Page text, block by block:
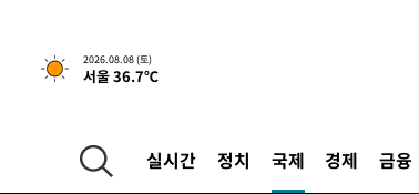
2026.08.08 (토)
서울 36.7℃
실시간 정치 국제 경제 금융
32분 전 >[속보]뉴욕증시 상승 마감…S&P 0.6% 나스닥
-27658초 전 >
선재도서 해루질 나섰다 실종 60대, 닷새 만
-25192초 전 >